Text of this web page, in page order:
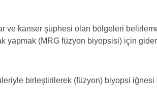
ve kanser şüphesi olan bölgeleri
(MRG füzyon biyopsisi) için
birleştirilerek (füzyon) biyopsi iğnesi